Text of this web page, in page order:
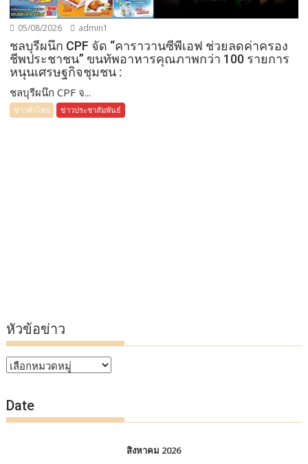
05/08/2026 admin1
ชลบุรีผนึก CPF จัด “คาราวานซีพีเอฟ ช่วยลดค่าครอง
ชีพประชาชน” ขนทัพอาหารคุณภาพกว่า 100 รายการ
หนุนเศรษฐกิจชุมชน :
ชลบุรีผนึก CPF จ...
ข่าวทั่วไทย ข่าวประชาสัมพันธ์
หัวข้อข่าว
หัวข้อ
Date
สิงหาคม 2026